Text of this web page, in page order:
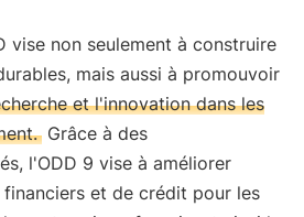
vise non seulement à construire
mais aussi à promouvoir
et l'innovation dans les
Grâce à des
l'ODD 9 vise à améliorer
et de crédit pour les